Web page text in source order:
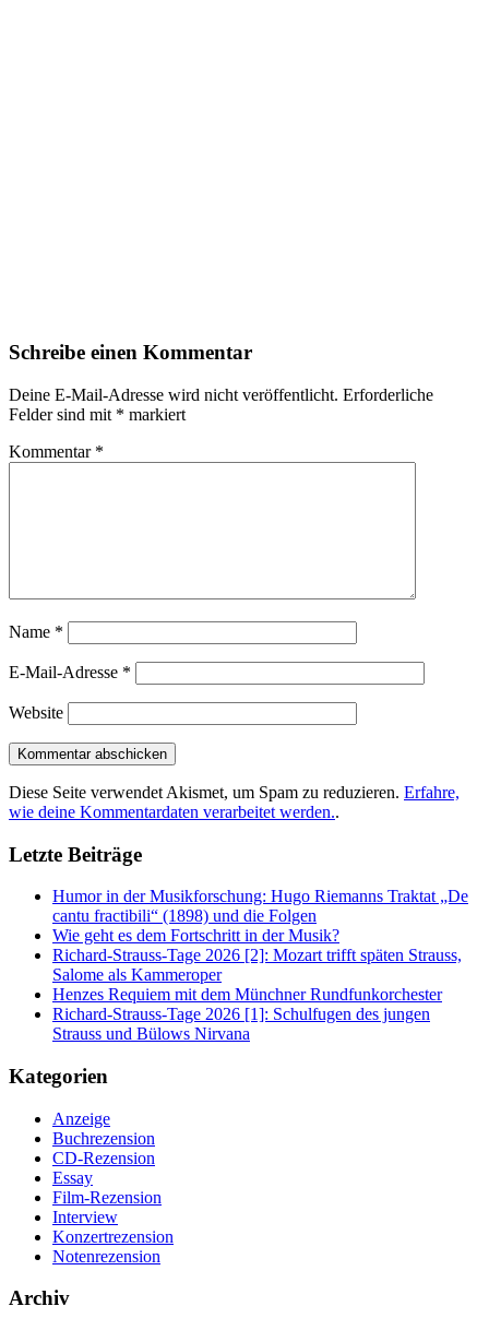
Schreibe einen Kommentar
Deine E-Mail-Adresse wird nicht veröffentlicht. Erforderliche
Felder sind mit * markiert
Kommentar *
Name *
E-Mail-Adresse *
Website
Diese Seite verwendet Akismet, um Spam zu reduzieren. Erfahre,
wie deine Kommentardaten verarbeitet werden..
Letzte Beiträge
Humor in der Musikforschung: Hugo Riemanns Traktat „De
cantu fractibili“ (1898) und die Folgen
Wie geht es dem Fortschritt in der Musik?
Richard-Strauss-Tage 2026 [2]: Mozart trifft späten Strauss,
Salome als Kammeroper
Henzes Requiem mit dem Münchner Rundfunkorchester
Richard-Strauss-Tage 2026 [1]: Schulfugen des jungen
Strauss und Bülows Nirvana
Kategorien
Anzeige
Buchrezension
CD-Rezension
Essay
Film-Rezension
Interview
Konzertrezension
Notenrezension
Archiv